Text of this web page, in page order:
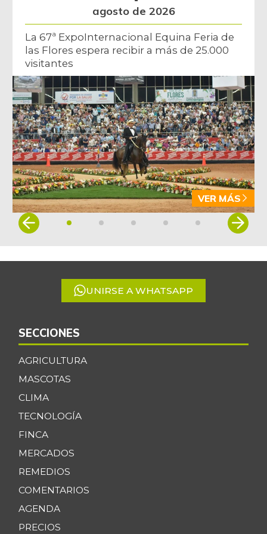
agosto de 2026
La 67ª ExpoInternacional Equina Feria de
las Flores espera recibir a más de 25.000
visitantes
VER MÁS
Item
5
UNIRSE A WHATSAPP
SECCIONES
AGRICULTURA
MASCOTAS
CLIMA
TECNOLOGÍA
FINCA
MERCADOS
REMEDIOS
COMENTARIOS
AGENDA
PRECIOS